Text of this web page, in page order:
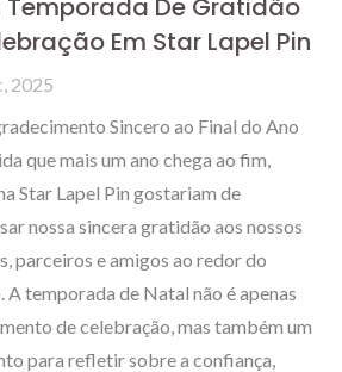
Temporada De Gratidão
Em Star Lapel Pin
2025
Sincero ao Final do Ano
que mais um ano chega ao fim,
Star Lapel Pin gostariam de
nossa sincera gratidão aos nossos
parceiros e amigos ao redor do
A temporada de Natal não é apenas
de celebração, mas também um
para refletir sobre a confiança,